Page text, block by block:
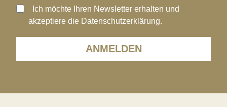
ANMELDEN
Ich möchte Ihren Newsletter erhalten und
akzeptiere die Datenschutzerklärung.